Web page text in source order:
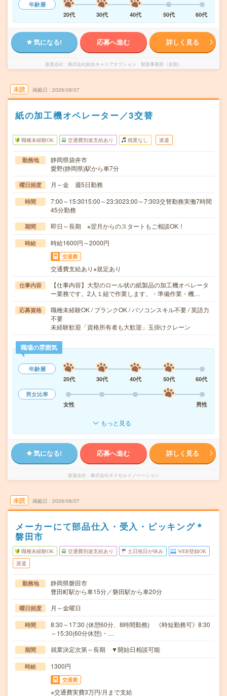
年齢層
20代
30代 40代 50代 60代
気になる! 応募へ進む 詳しく見る
派遣会社 株式会社綜合キャリアオプション 製造事業部（全国）
未読 掲載日 2026/08/07
紙の加工機オペレーター／3交替
職種未経験OK 交通費別途支給あり 残業なし 派遣
勤務地
静岡県袋井市
愛野(静岡県)駅から車7分
曜日頻度 月～金 週5日勤務
時間
7:00～15:3015:00～23:3023:00～7:303交替勤務実働7時間
45分勤務
期間 即日～長期 ※翌月からのスタートもご相談OK！
時給 時給1600円～2000円
交通費
交通費支給あり※規定あり
仕事内容
【仕事内容】大型のロール状の紙製品の加工機オペレータ
ー業務です。2人１組で作業します。・準備作業・機…
応募資格
職種未経験OK / ブランクOK / パソコンスキル不要 / 英語力
不要
未経験歓迎「資格所有者も大歓迎」玉掛けクレーン
職場の雰囲気
年齢層
20代
30代 40代 50代
60代
男女比率
女性
男性
もっと見る
気になる! 応募へ進む 詳しく見る
派遣会社 株式会社ネクセルイノベーション
未読 掲載日 2026/08/07
メーカーにて部品仕入・受入・ピッキング＊
磐田市
職種未経験OK 交通費別途支給あり 土日祝日が休み WEB登録OK
派遣
勤務地
静岡県磐田市
豊田町駅から車15分／磐田駅から車20分
曜日頻度 月～金曜日
時間
8:30～17:30 (休憩60分、8時間勤務) 《時短勤務可》8:30
～15:30(60分休憩)・…
期間 就業決定次第～長期 ▼開始日相談可能
時給 1300円
交通費
※交通費実費3万円/月まで支給